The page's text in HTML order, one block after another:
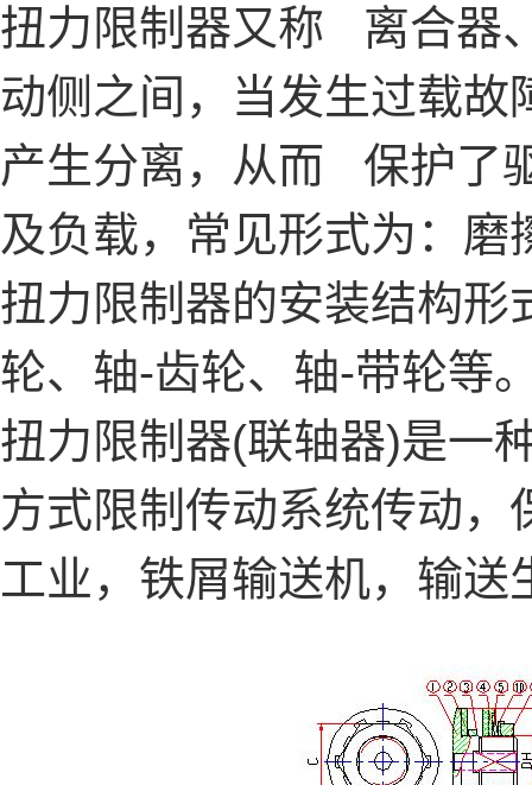
扭力限制器又称 离合器
动侧之间，当发生过载
产生分离，从而 保护了
及负载，常见形式为：
扭力限制器的安装结构形
轮、轴-齿轮、轴-带轮等
扭力限制器(联轴器)是一
方式限制传动系统传动
工业，铁屑输送机，输送